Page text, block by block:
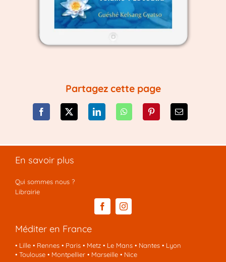
Partagez cette page
En savoir plus
Qui sommes nous ?
Librairie
Méditer en France
• Lille• Rennes• Paris• Metz• Le Mans• Nantes• Lyon
• Toulouse• Montpellier• Marseille• Nice